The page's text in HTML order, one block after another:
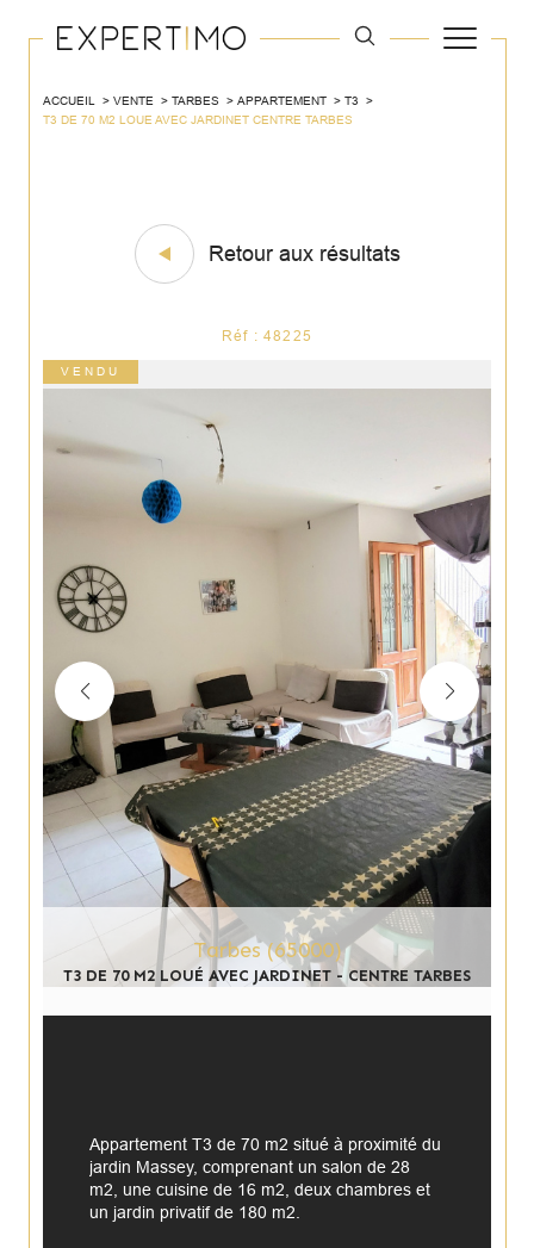
ACCUEIL VENTE TARBES APPARTEMENT
T3
T3 DE 70 M2 LOUE AVEC JARDINET CENTRE TARBES
Retour aux résultats
Réf : 48225
VENDU
Tarbes (65000)
T3 DE 70 M2 LOUÉ AVEC JARDINET - CENTRE TARBES
Appartement T3 de 70 m2 situé à proximité du
jardin Massey, comprenant un salon de 28
m2, une cuisine de 16 m2, deux chambres et
un jardin privatif de 180 m2.